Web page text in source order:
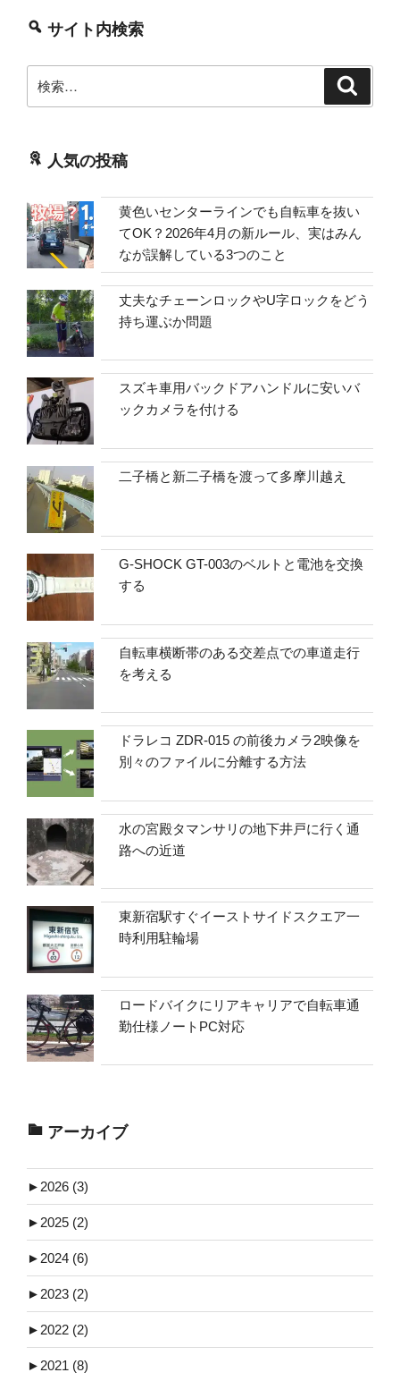
サイト内検索
索:
人気の投稿
黄色いセンターラインでも自転車を抜い
てOK？2026年4月の新ルール、実はみん
なが誤解している3つのこと
丈夫なチェーンロックやU字ロックをどう
持ち運ぶか問題
スズキ車用バックドアハンドルに安いバ
ックカメラを付ける
二子橋と新二子橋を渡って多摩川越え
G-SHOCK GT-003のベルトと電池を交換
する
自転車横断帯のある交差点での車道走行
を考える
ドラレコ ZDR-015 の前後カメラ2映像を
別々のファイルに分離する方法
水の宮殿タマンサリの地下井戸に行く通
路への近道
東新宿駅すぐイーストサイドスクエア一
時利用駐輪場
ロードバイクにリアキャリアで自転車通
勤仕様ノートPC対応
アーカイブ
► 2026 (3)
► 2025 (2)
► 2024 (6)
► 2023 (2)
► 2022 (2)
► 2021 (8)